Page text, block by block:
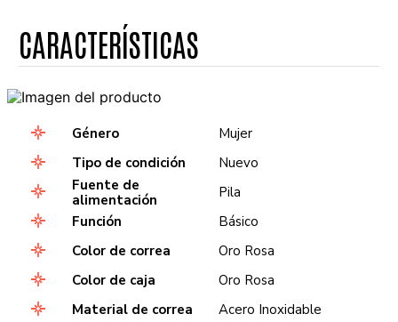
Género
Mujer
Tipo de condición
Nuevo
Fuente de
alimentación
Pila
Función
Básico
Color de correa
Oro Rosa
Color de caja
Oro Rosa
Material de correa
Acero Inoxidable